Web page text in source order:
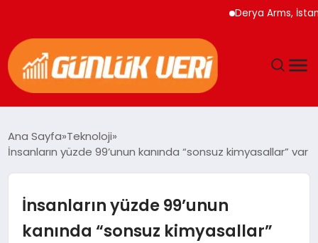
Derya Arms,
GÜNDEM
YAŞAM
EĞITIM
Ana Sayfa Teknoloji
İnsanların yüzde 99’unun kanında “sonsuz kimyasallar” var
İnsanların yüzde 99’unun
kanında “sonsuz kimyasallar”